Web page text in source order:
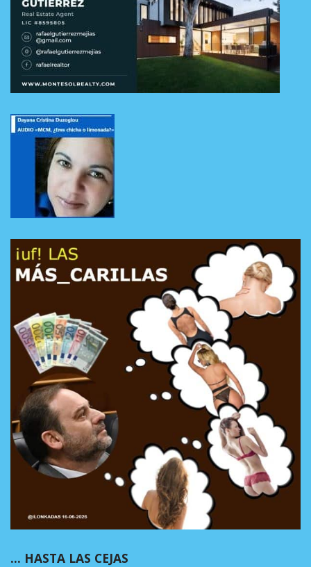
… HASTA LAS CEJAS